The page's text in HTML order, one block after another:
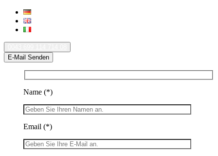
E-Mail Senden
Name (*)
Email (*)